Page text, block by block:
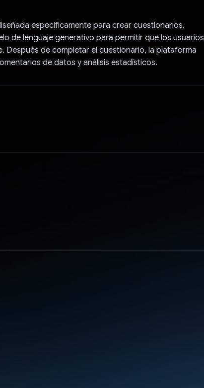
específicamente para crear cuestionarios.
de lenguaje generativo para permitir que los usuarios
Después de completar el cuestionario, la plataforma
de datos y análisis estadísticos.